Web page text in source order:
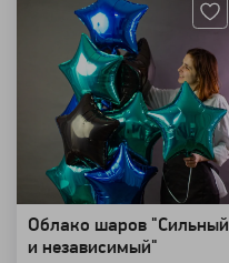
Облако шаров "Сильный
и независимый"